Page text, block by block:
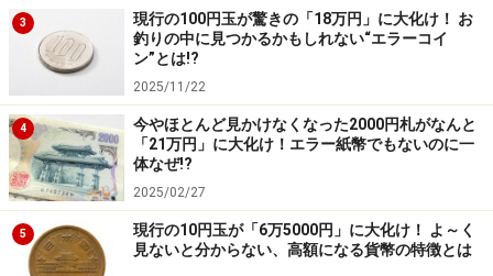
＜参考＞
厚生労働省「
就職氷河期世代の方々への支援のご案内
＜調査概要＞
就職氷河期世代に関するアンケート
調査方法：インターネットアンケート
調査期間：2025年5月23日
調査対象：全国30～50代の100人（男性：48人、女性：
3
現行の100円玉が驚きの「18万円」に大化け！ お
釣りの中に見つかるかもしれない“エラーコイ
ン”とは!?
2025/11/22
4
今やほとんど見かけなくなった2000円札がなんと
「21万円」に大化け！エラー紙幣でもないのに一
体なぜ!?
2025/02/27
5
現行の10円玉が「6万5000円」に大化け！ よ～く
見ないと分からない、高額になる貨幣の特徴とは